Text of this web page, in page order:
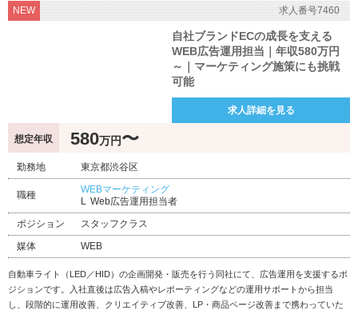
NEW 求人番号7460
自社ブランドECの成長を支える
WEB広告運用担当｜年収580万円
～｜マーケティング施策にも挑戦
可能
求人詳細を見る
想定年収 580万円〜
勤務地 東京都渋谷区
職種
WEBマーケティング
Web広告運用担当者
ポジション
スタッフクラス
媒体
WEB
自動車ライト（LED／HID）の企画開発・販売を行う同社にて、広告運用を支援するポ
ジションです。入社直後は広告入稿やレポーティングなどの運用サポートから担当
し、段階的に運用改善、クリエイティブ改善、LP・商品ページ改善まで携わっていた